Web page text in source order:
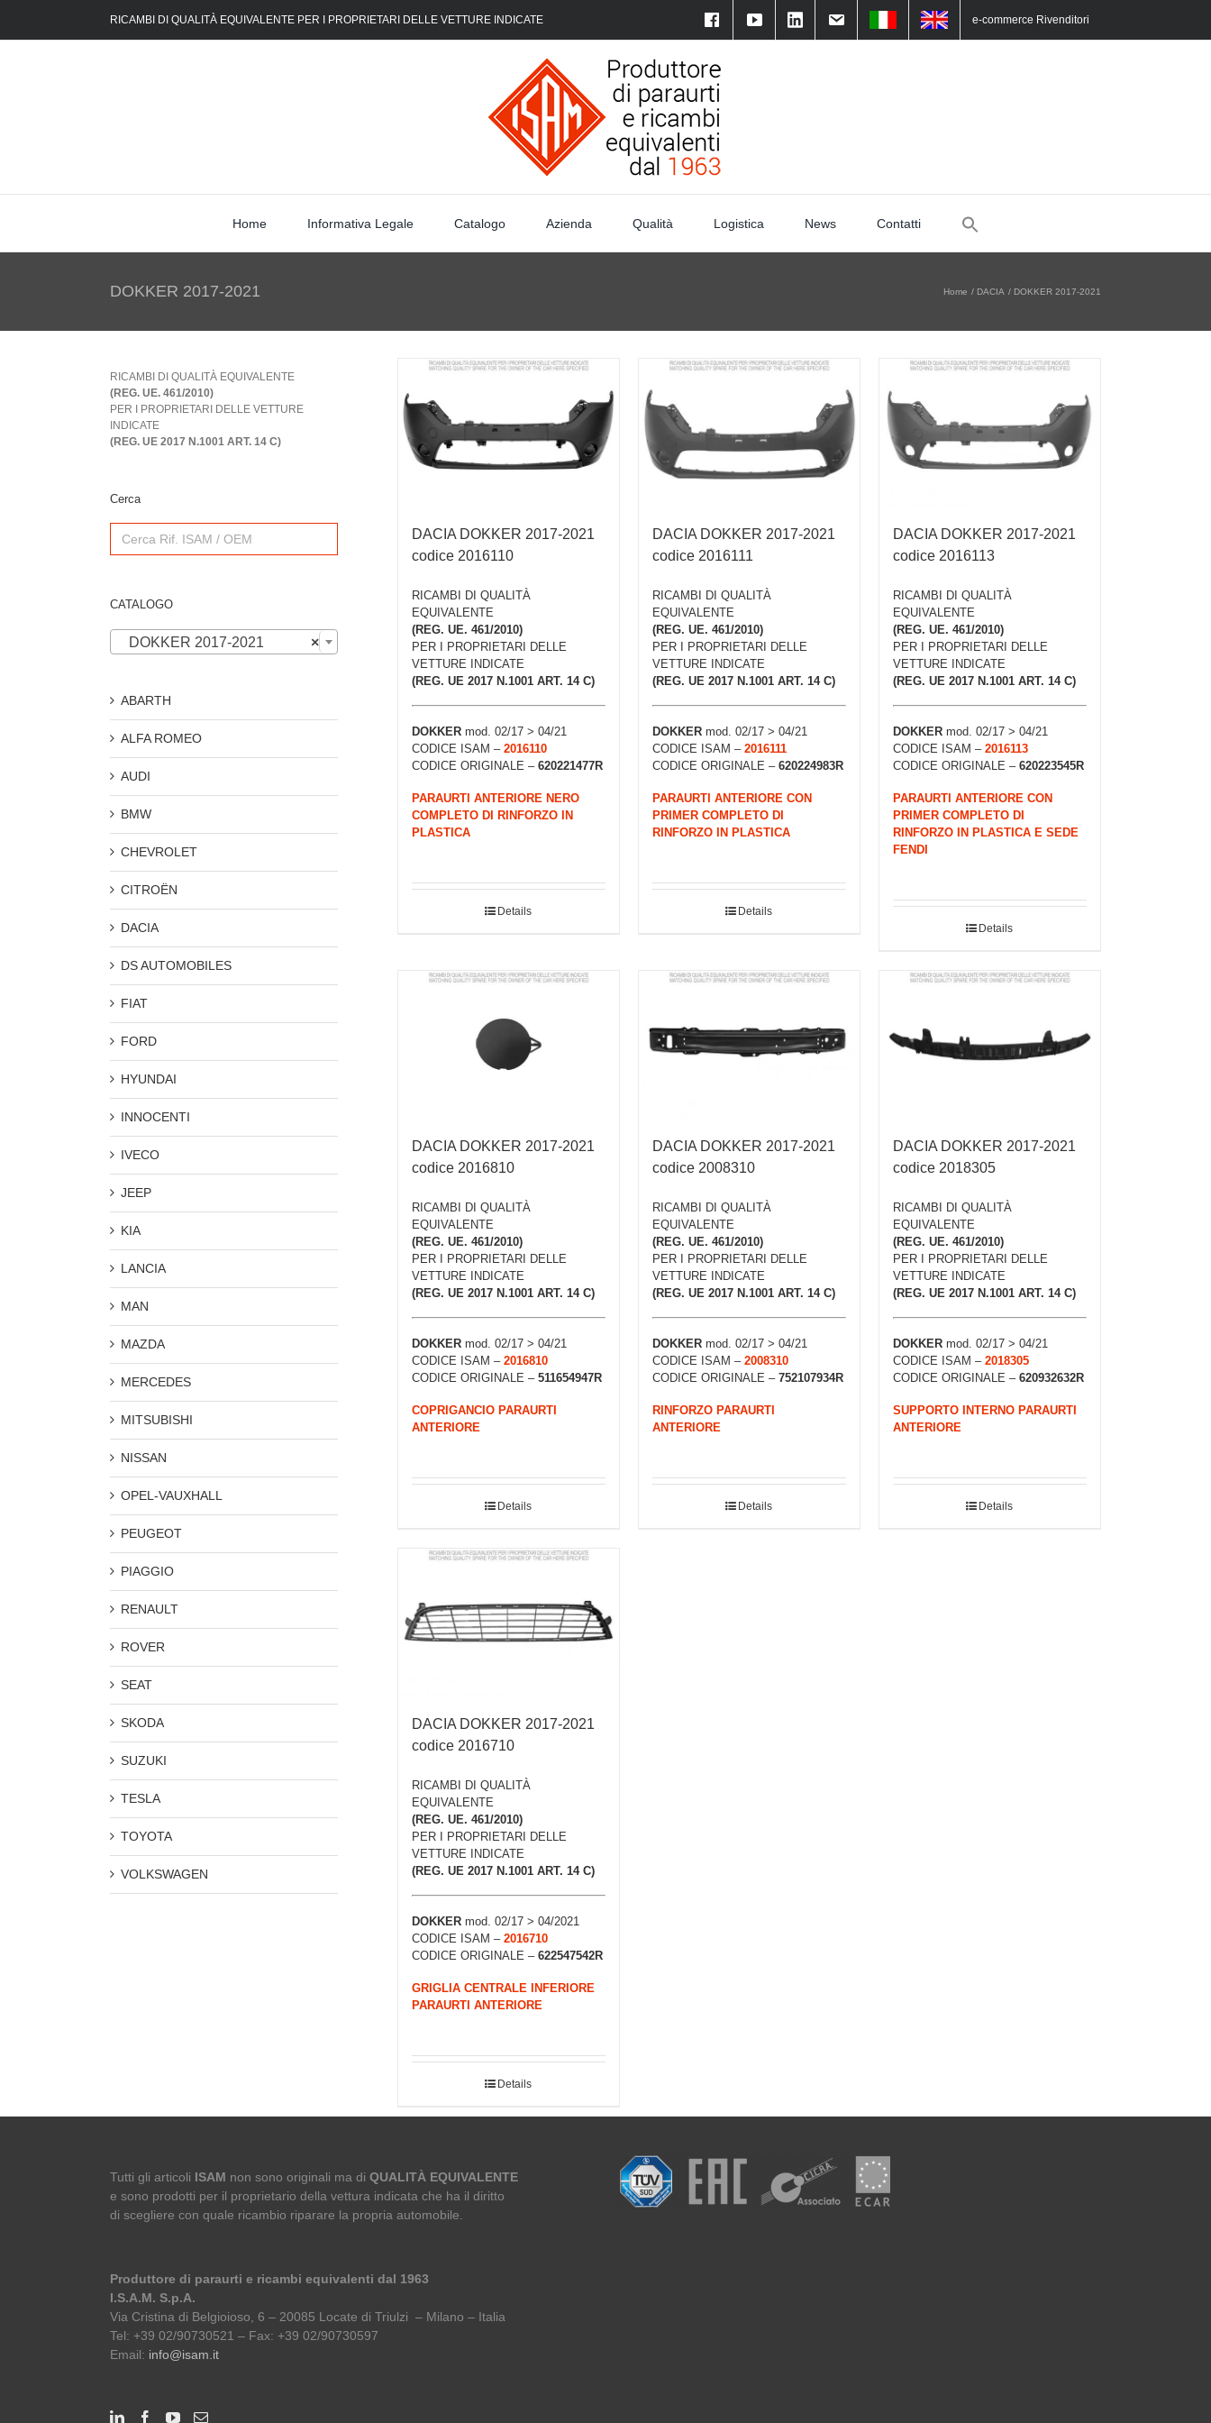
RICAMBI DI QUALITÀ EQUIVALENTE PER I PROPRIETARI DELLE VETTURE INDICATE e-commerce Rivenditori
Home Informativa Legale Catalogo Azienda Qualità Logistica News Contatti
DOKKER 2017-2021 Home DACIA DOKKER 2017-2021
DACIA DOKKER 2017-2021
codice 2016110
RICAMBI DI QUALITÀ
EQUIVALENTE
(REG. UE. 461/2010)
PER I PROPRIETARI DELLE
VETTURE INDICATE
(REG. UE 2017 N.1001 ART. 14 C)
DOKKER mod. 02/17 > 04/21
CODICE ISAM – 2016110
CODICE ORIGINALE – 620221477R
PARAURTI ANTERIORE NERO
COMPLETO DI RINFORZO IN
PLASTICA
Details
DACIA DOKKER 2017-2021
codice 2016111
RICAMBI DI QUALITÀ
EQUIVALENTE
(REG. UE. 461/2010)
PER I PROPRIETARI DELLE
VETTURE INDICATE
(REG. UE 2017 N.1001 ART. 14 C)
DOKKER mod. 02/17 > 04/21
CODICE ISAM – 2016111
CODICE ORIGINALE – 620224983R
PARAURTI ANTERIORE CON
PRIMER COMPLETO DI
RINFORZO IN PLASTICA
Details
DACIA DOKKER 2017-2021
codice 2016113
RICAMBI DI QUALITÀ
EQUIVALENTE
(REG. UE. 461/2010)
PER I PROPRIETARI DELLE
VETTURE INDICATE
(REG. UE 2017 N.1001 ART. 14 C)
DOKKER mod. 02/17 > 04/21
CODICE ISAM – 2016113
CODICE ORIGINALE – 620223545R
PARAURTI ANTERIORE CON
PRIMER COMPLETO DI
RINFORZO IN PLASTICA E SEDE
FENDI
Details
DACIA DOKKER 2017-2021
codice 2016810
RICAMBI DI QUALITÀ
EQUIVALENTE
(REG. UE. 461/2010)
PER I PROPRIETARI DELLE
VETTURE INDICATE
(REG. UE 2017 N.1001 ART. 14 C)
DOKKER mod. 02/17 > 04/21
CODICE ISAM – 2016810
CODICE ORIGINALE – 511654947R
COPRIGANCIO PARAURTI
ANTERIORE
Details
DACIA DOKKER 2017-2021
codice 2008310
RICAMBI DI QUALITÀ
EQUIVALENTE
(REG. UE. 461/2010)
PER I PROPRIETARI DELLE
VETTURE INDICATE
(REG. UE 2017 N.1001 ART. 14 C)
DOKKER mod. 02/17 > 04/21
CODICE ISAM – 2008310
CODICE ORIGINALE – 752107934R
RINFORZO PARAURTI
ANTERIORE
Details
DACIA DOKKER 2017-2021
codice 2018305
RICAMBI DI QUALITÀ
EQUIVALENTE
(REG. UE. 461/2010)
PER I PROPRIETARI DELLE
VETTURE INDICATE
(REG. UE 2017 N.1001 ART. 14 C)
DOKKER mod. 02/17 > 04/21
CODICE ISAM – 2018305
CODICE ORIGINALE – 620932632R
SUPPORTO INTERNO PARAURTI
ANTERIORE
Details
DACIA DOKKER 2017-2021
codice 2016710
RICAMBI DI QUALITÀ
EQUIVALENTE
(REG. UE. 461/2010)
PER I PROPRIETARI DELLE
VETTURE INDICATE
(REG. UE 2017 N.1001 ART. 14 C)
DOKKER mod. 02/17 > 04/2021
CODICE ISAM – 2016710
CODICE ORIGINALE – 622547542R
GRIGLIA CENTRALE INFERIORE
PARAURTI ANTERIORE
Details
RICAMBI DI QUALITÀ EQUIVALENTE
(REG. UE. 461/2010)
PER I PROPRIETARI DELLE VETTURE
INDICATE
(REG. UE 2017 N.1001 ART. 14 C)
Cerca
Search
for:
CATALOGO
×
DOKKER 2017-2021
ABARTH
ALFA ROMEO
AUDI
BMW
CHEVROLET
CITROËN
DACIA
DS AUTOMOBILES
FIAT
FORD
HYUNDAI
INNOCENTI
IVECO
JEEP
KIA
LANCIA
MAN
MAZDA
MERCEDES
MITSUBISHI
NISSAN
OPEL-VAUXHALL
PEUGEOT
PIAGGIO
RENAULT
ROVER
SEAT
SKODA
SUZUKI
TESLA
TOYOTA
VOLKSWAGEN
Tutti gli articoli ISAM non sono originali ma di QUALITÀ EQUIVALENTE
e sono prodotti per il proprietario della vettura indicata che ha il diritto
di scegliere con quale ricambio riparare la propria automobile.
Produttore di paraurti e ricambi equivalenti dal 1963
I.S.A.M. S.p.A.
Via Cristina di Belgioioso, 6 – 20085 Locate di Triulzi – Milano – Italia
Tel: +39 02/90730521 – Fax: +39 02/90730597
Email: info@isam.it